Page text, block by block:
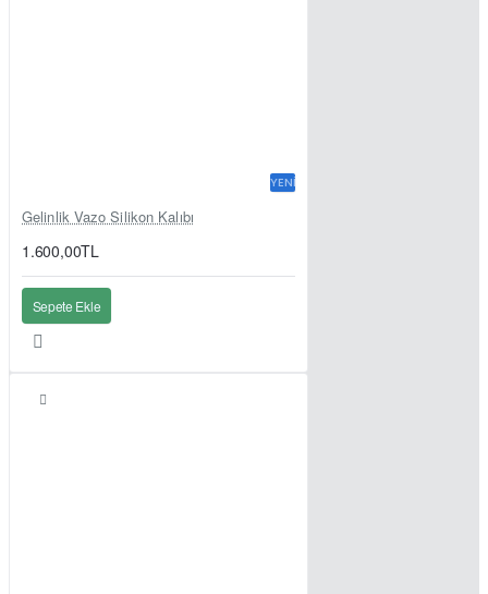
YENI
Gelinlik Vazo Silikon Kalıbı
1.600,00TL
Sepete Ekle